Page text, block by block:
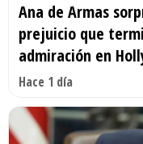
Ana de Armas
prejuicio que
admiración en
Hace 1 día